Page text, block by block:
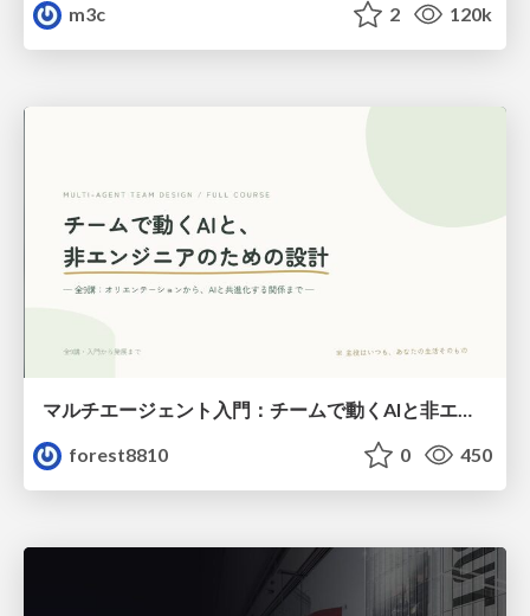
m3c
2 120k
マルチエージェント入門：チームで動くAIと非エンジニアのための設計（Claude Code）
forest8810
0 450